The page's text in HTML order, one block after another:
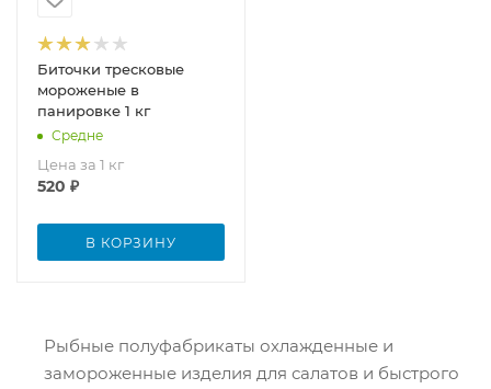
Биточки тресковые
мороженые в
панировке 1 кг
Средне
Цена за 1 кг
520 ₽
В КОРЗИНУ
Рыбные полуфабрикаты охлажденные и
замороженные изделия для салатов и быстрого